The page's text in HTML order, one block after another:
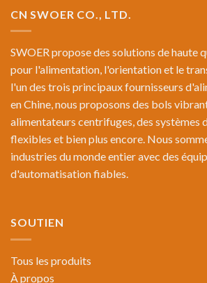
CN SWOER CO., LTD.
SWOER propose des solutions de haute
pour l'alimentation, l'orientation et le
l'un des trois principaux fournisseurs
en Chine, nous proposons des bols
alimentateurs centrifuges, des systèmes
flexibles et bien plus encore. Nous
industries du monde entier avec des
d'automatisation fiables.
SOUTIEN
Tous les produits
À propos